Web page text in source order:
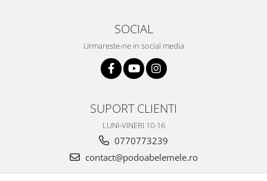
SOCIAL
Urmareste-ne in social media
SUPORT CLIENTI
LUNI-VINERI 10-16
0770773239
contact@podoabelemele.ro